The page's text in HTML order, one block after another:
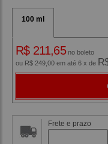
100 ml
R$ 211,65no boleto
ou R$ 249,00 em até 6 x de
Frete e prazo